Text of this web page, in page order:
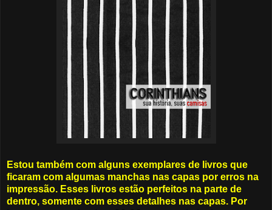
Estou também com alguns exemplares de livros que
ficaram com algumas manchas nas capas por erros na
impressão. Esses livros estão perfeitos na parte de
dentro, somente com esses detalhes nas capas. Por